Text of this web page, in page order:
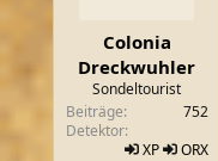
Colonia
Dreckwuhler
Sondeltourist
Beiträge
752
Detektor
XP
ORX